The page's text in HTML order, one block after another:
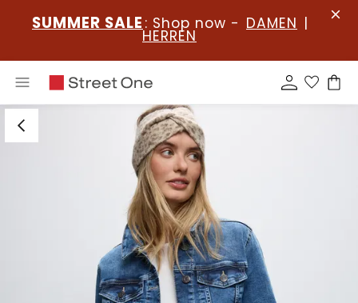
SUMMER SALE : Shop now - DAMEN |
HERREN